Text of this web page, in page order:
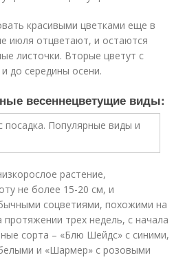
красивыми цветками еще в
июля отцветают, и остаются
листочки. Вторые цветут с
до середины осени.
весеннецветущие виды:
растение,
не более 15-20 см, и
соцветиями, похожими на
трех недель, с начала
сорта – «Блю Шейдс» с синими,
и «Шармер» с розовыми